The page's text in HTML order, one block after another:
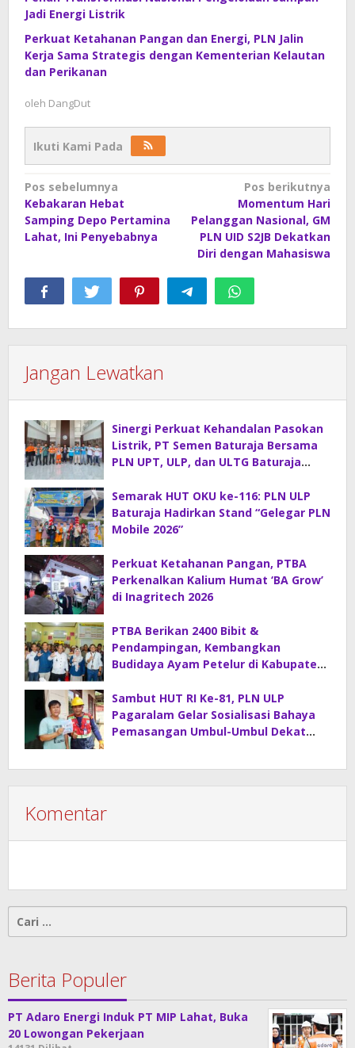
Jadi Energi Listrik
Perkuat Ketahanan Pangan dan Energi, PLN Jalin
Kerja Sama Strategis dengan Kementerian Kelautan
dan Perikanan
oleh DangDut
Ikuti Kami Pada
Navigasi
pos
Pos sebelumnya
Kebakaran Hebat
Samping Depo Pertamina
Lahat, Ini Penyebabnya
Pos berikutnya
Momentum Hari
Pelanggan Nasional, GM
PLN UID S2JB Dekatkan
Diri dengan Mahasiswa
Jangan Lewatkan
Sinergi Perkuat Kehandalan Pasokan
Listrik, PT Semen Baturaja Bersama
PLN UPT, ULP, dan ULTG Baturaja
Semarak HUT OKU ke-116: PLN ULP
Baturaja Hadirkan Stand “Gelegar PLN
Mobile 2026”
Perkuat Ketahanan Pangan, PTBA
Perkenalkan Kalium Humat ‘BA Grow’
di Inagritech 2026
PTBA Berikan 2400 Bibit &
Pendampingan, Kembangkan
Budidaya Ayam Petelur di Kabupaten
Sambut HUT RI Ke-81, PLN ULP
Pagaralam Gelar Sosialisasi Bahaya
Pemasangan Umbul-Umbul Dekat
Komentar
Cari
Berita Populer
PT Adaro Energi Induk PT MIP Lahat, Buka
20 Lowongan Pekerjaan